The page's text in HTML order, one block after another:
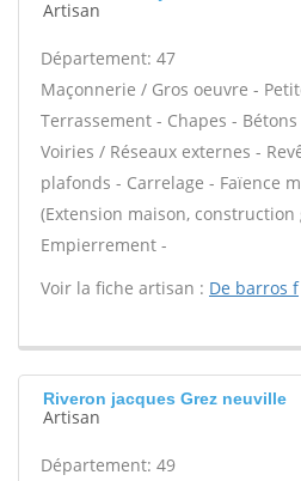
Artisan
Département: 47
Maçonnerie / Gros oeuvre -
Terrassement - Chapes -
Voiries / Réseaux externes -
plafonds - Carrelage - Faïence
(Extension maison, construction
Empierrement -
Voir la fiche artisan : De barros f
Riveron jacques Grez neuville
Artisan
Département: 49